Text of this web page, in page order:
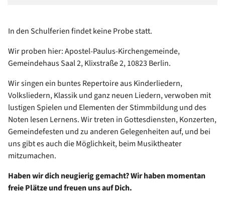
In den Schulferien findet keine Probe statt.
Wir proben hier: Apostel-Paulus-Kirchengemeinde,
Gemeindehaus Saal 2, Klixstraße 2, 10823 Berlin.
Wir singen ein buntes Repertoire aus Kinderliedern,
Volksliedern, Klassik und ganz neuen Liedern, verwoben mit
lustigen Spielen und Elementen der Stimmbildung und des
Noten lesen Lernens. Wir treten in Gottesdiensten, Konzerten,
Gemeindefesten und zu anderen Gelegenheiten auf, und bei
uns gibt es auch die Möglichkeit, beim Musiktheater
mitzumachen.
Haben wir dich neugierig gemacht? Wir haben momentan
freie Plätze und freuen uns auf Dich.